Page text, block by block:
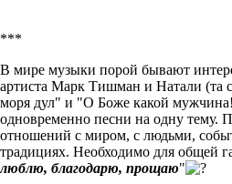
***
В мире музыки порой бывают
артиста Марк Тишман и Натали (та
моря дул" и "О Боже какой
одновременно песни на одну
отношений с миром, с людьми,
традициях. Необходимо для общей
люблю, благодарю, прощаю"